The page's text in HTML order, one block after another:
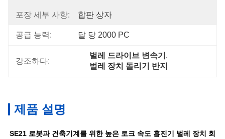
포장 세부 사항: 합판 상자
공급 능력: 달 당 2000 PC
강조하다:
벌레 드라이브 변속기 ,
벌레 장치 돌리기 반지
제품 설명
SE21 로봇과 건축기계를 위한 높은 토크 속도 흡진기 벌레 장치 회